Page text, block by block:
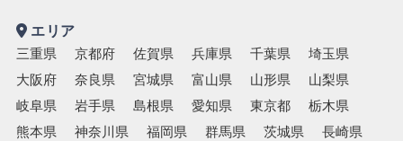
エリア
三重県 京都府 佐賀県 兵庫県 千葉県
埼玉県
大阪府
奈良県 宮城県 富山県 山形県
山梨県
岐阜県
岩手県 島根県 愛知県 東京都
栃木県
熊本県
神奈川県 福岡県 群馬県 茨城県
長崎県